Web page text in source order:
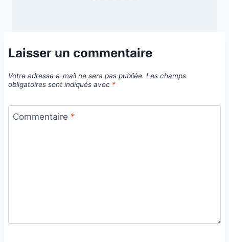
Laisser un commentaire
Votre adresse e-mail ne sera pas publiée. Les champs
obligatoires sont indiqués avec *
Commentaire *